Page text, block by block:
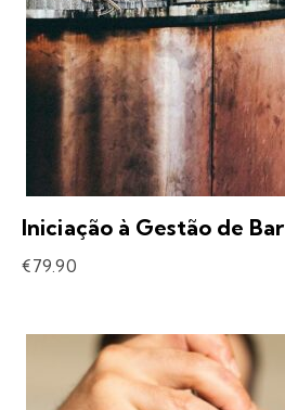
Iniciação à Gestão de Bar
€79.90